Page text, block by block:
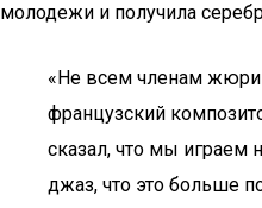
молодежи и получила
«Не всем членам
французский
сказал, что мы играем
джаз, что это больше